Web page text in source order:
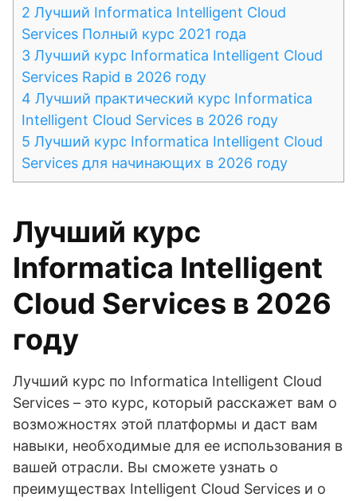
2 Лучший Informatica Intelligent Cloud
Services Полный курс 2021 года
3 Лучший курс Informatica Intelligent Cloud
Services Rapid в 2026 году
4 Лучший практический курс Informatica
Intelligent Cloud Services в 2026 году
5 Лучший курс Informatica Intelligent Cloud
Services для начинающих в 2026 году
Лучший курс
Informatica Intelligent
Cloud Services в 2026
году
Лучший курс по Informatica Intelligent Cloud
Services – это курс, который расскажет вам о
возможностях этой платформы и даст вам
навыки, необходимые для ее использования в
вашей отрасли. Вы сможете узнать о
преимуществах Intelligent Cloud Services и о